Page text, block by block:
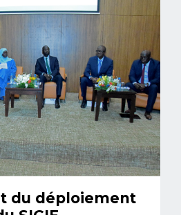
du déploiement